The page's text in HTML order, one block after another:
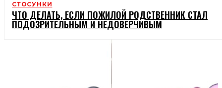
СТОСУНКИ
ЧТО ДЕЛАТЬ, ЕСЛИ ПОЖИЛОЙ РОДСТВЕННИК СТАЛ
ПОДОЗРИТЕЛЬНЫМ И НЕДОВЕРЧИВЫМ